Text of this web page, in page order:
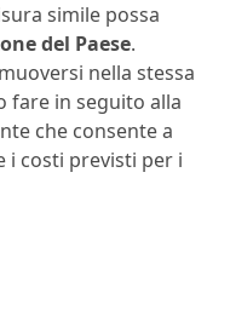
simile possa
del Paese.
nella stessa
fare in seguito alla
che consente a
i costi previsti per i